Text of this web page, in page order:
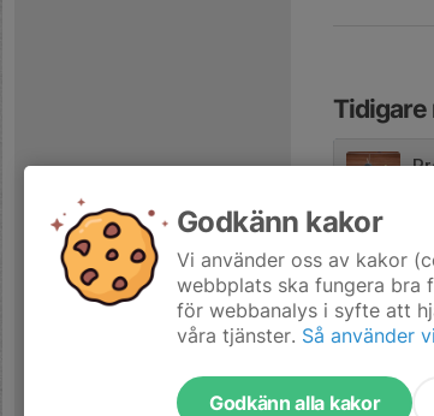
Tidigare
Godkänn kakor
Vi använder oss av kakor
webbplats ska fungera bra
för webbanalys i syfte att
våra tjänster. Så använder
Godkänn alla kakor